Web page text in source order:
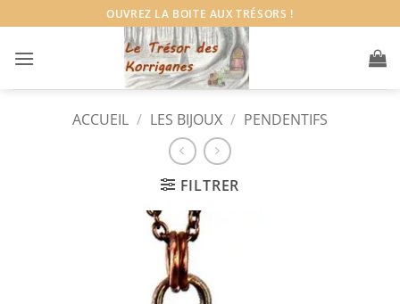
au
contenu
OUVREZ LA BOITE AUX TRÉSORS !
ACCUEIL / LES BIJOUX / PENDENTIFS
FILTRER